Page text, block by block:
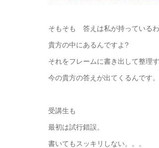
そもそも 答えは私が持っている
貴方の中にあるんですよ?
それをフレームに書き出して整理
今の貴方の答えが出てくるんです。
受講生も
最初は試行錯誤。
書いてもスッキリしない。。。